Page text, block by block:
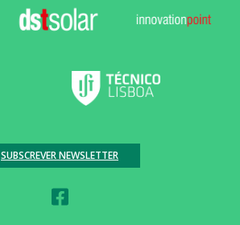
SUBSCREVER NEWSLETTER